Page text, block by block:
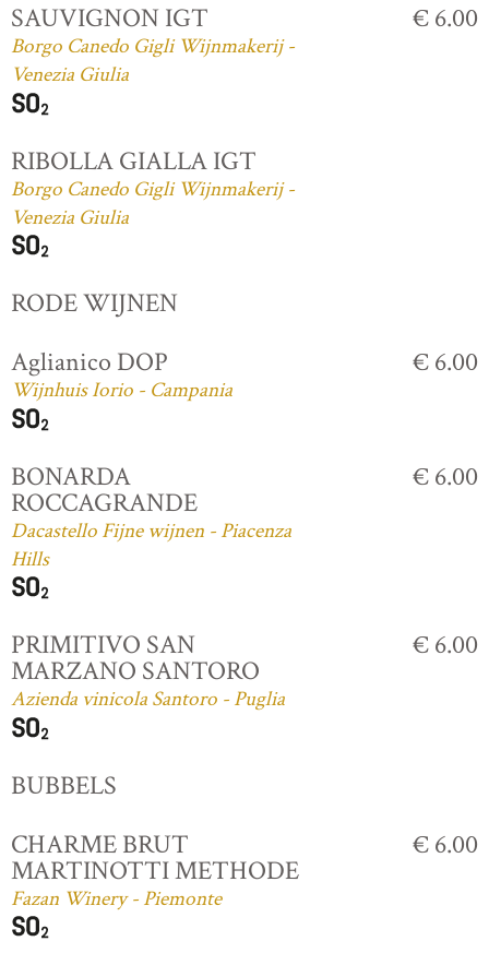
SAUVIGNON IGT
Borgo Canedo Gigli Wijnmakerij -
Venezia Giulia
€ 6.00
RIBOLLA GIALLA IGT
Borgo Canedo Gigli Wijnmakerij -
Venezia Giulia
RODE WIJNEN
Aglianico DOP
Wijnhuis Iorio - Campania
€ 6.00
BONARDA
ROCCAGRANDE
Dacastello Fijne wijnen - Piacenza
Hills
€ 6.00
PRIMITIVO SAN
MARZANO SANTORO
Azienda vinicola Santoro - Puglia
€ 6.00
BUBBELS
CHARME BRUT
MARTINOTTI METHODE
Fazan Winery - Piemonte
€ 6.00